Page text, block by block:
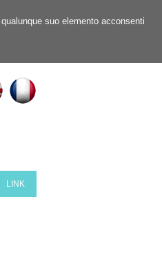
suo elemento acconsenti
LINK